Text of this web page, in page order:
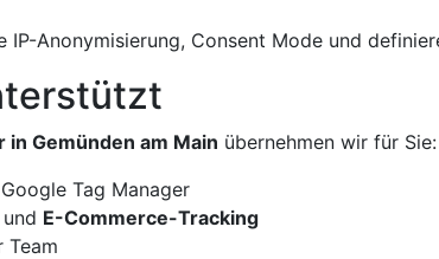
IP-Anonymisierung, Consent Mode und
Gemünden am Main übernehmen wir für Sie:
Tag Manager
E-Commerce-Tracking
Team